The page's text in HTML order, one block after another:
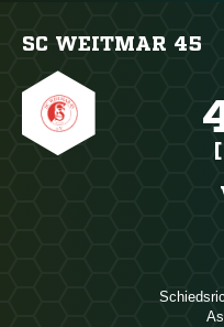
SC WEITMAR 45